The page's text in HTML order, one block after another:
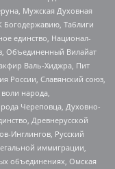
Мужская Духовная
Богодержавию, Таблиги
единство, Национал-
Объединенный Вилайат
Валь-Хиджра, Пит
России, Славянский союз,
народа,
Череповца, Духовно-
Древнерусской
Инглингов, Русский
иммиграции,
объединениях, Омская